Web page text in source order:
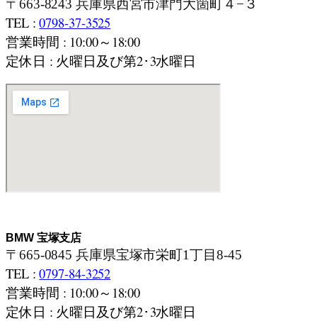
〒663-8243 兵庫県西宮市津門大箇町４−３
TEL :0798-37-3525
営業時間 : 10:00～18:00
定休日 : 火曜日及び第2･3水曜日
BMW 宝塚支店
〒665-0845 兵庫県宝塚市栄町1丁目8-45
TEL :0797-84-3252
営業時間 : 10:00～18:00
定休日 : 火曜日及び第2･3水曜日